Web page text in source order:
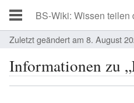
Zuletzt geändert am 8. August
Informationen zu